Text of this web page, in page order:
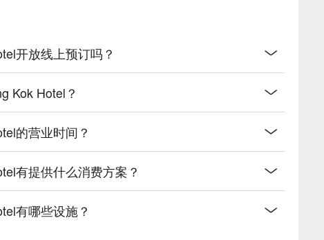
开放线上预订吗？
Kok Hotel？
的营业时间？
有提供什么消费方案？
有哪些设施？